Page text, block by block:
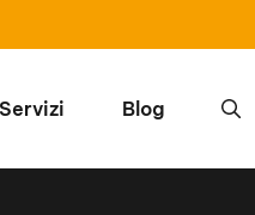
Servizi Blog